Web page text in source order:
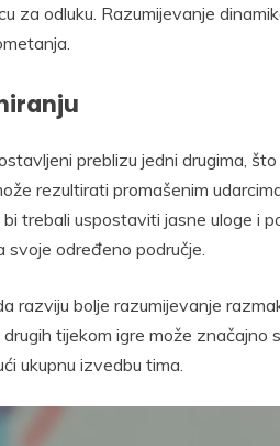
za odluku. Razumijevanje
preblizu jedni drugima,
rezultirati promašenim
trebali uspostaviti jasne uloge i
svoje određeno područje.
razviju bolje razumijevanje
tijekom igre može značajno
ukupnu izvedbu tima.